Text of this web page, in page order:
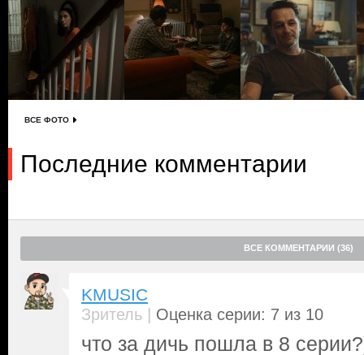
ВСЕ ФОТО
Последние комментарии
ВСЕ КОММЕНТАРИИ (36)
KMUSIC
Зритель | Оценка серии: 7 из 10
что за дичь пошла в 8